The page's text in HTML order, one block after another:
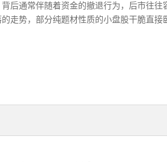
后通常伴随着资金的撤退行为，后市往往
走势，部分纯题材性质的小盘股干脆直接